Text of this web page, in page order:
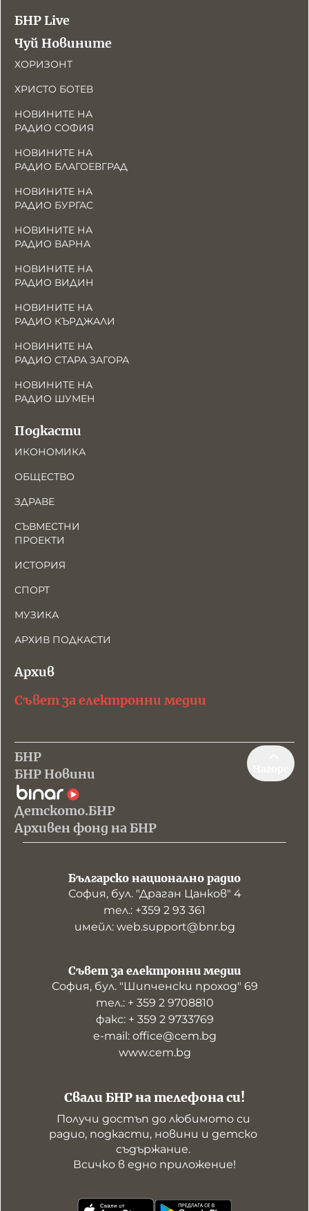
БНР Live
Чуй Новините
ХОРИЗОНТ
ХРИСТО БОТЕВ
НОВИНИТЕ НА
РАДИО СОФИЯ
НОВИНИТЕ НА
РАДИО БЛАГОЕВГРАД
НОВИНИТЕ НА
РАДИО БУРГАС
НОВИНИТЕ НА
РАДИО ВАРНА
НОВИНИТЕ НА
РАДИО ВИДИН
НОВИНИТЕ НА
РАДИО КЪРДЖАЛИ
НОВИНИТЕ НА
РАДИО СТАРА ЗАГОРА
НОВИНИТЕ НА
РАДИО ШУМЕН
Подкасти
ИКОНОМИКА
ОБЩЕСТВО
ЗДРАВЕ
СЪВМЕСТНИ
ПРОЕКТИ
ИСТОРИЯ
СПОРТ
МУЗИКА
АРХИВ ПОДКАСТИ
Архив
Съвет за електронни медии
БНР
БНР Новини
Детското.БНР
Архивен фонд на БНР
Българско национално радио
София, бул. "Драган Цанков" 4
тел.: +359 2 93 361
имейл: web.support@bnr.bg
Свали БНР на телефона си!
Получи достъп до любимото си
радио, подкасти, новини и детско
съдържание.
Всичко в едно приложение!
Съвет за електронни медии
София, бул. "Шипченски проход" 69
тел.: + 359 2 9708810
факс: + 359 2 9733769
е-mail: office@cem.bg
www.cem.bg